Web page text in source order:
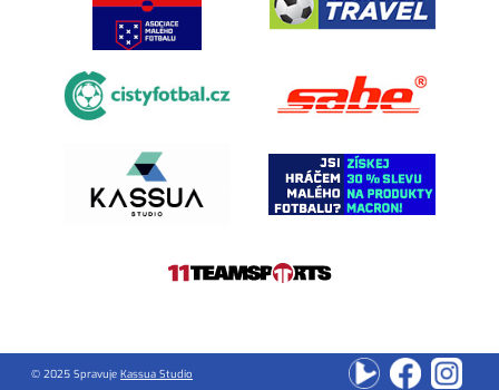
© 2025 Spravuje Kassua Studio